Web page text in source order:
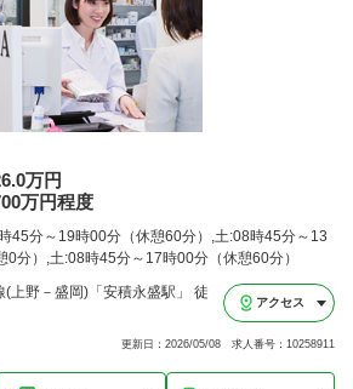
万円
万円程度
45分～19時00分（休憩60分）,土:08時45分～13
0分）,土:08時45分～17時00分（休憩60分）
(上野－盛岡)「安積永盛駅」 徒
アクセス
更新日：2026/05/08 求人番号：10258911